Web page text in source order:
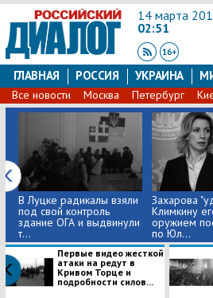
14 марта
02:51
ГЛАВНАЯ РОССИЯ УКРАИНА
Все новости Москва Петербург
В Луцке радикалы взяли
под свой контроль
здание ОГА и выдвинули
т...
Захарова
Климкину
оружием
по Юл...
Первые видео жесткой
атаки на редут в
Кривом Торце и
подробности силов...